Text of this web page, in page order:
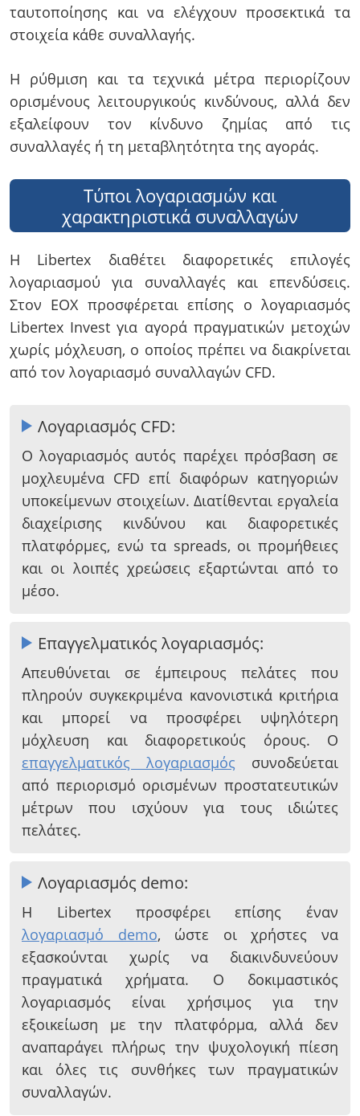
ταυτοποίησης και να ελέγχουν προσεκτικά τα
στοιχεία κάθε συναλλαγής.
Η ρύθμιση και τα τεχνικά μέτρα περιορίζουν
ορισμένους λειτουργικούς κινδύνους, αλλά δεν
εξαλείφουν τον κίνδυνο ζημίας από τις
συναλλαγές ή τη μεταβλητότητα της αγοράς.
Τύποι λογαριασμών και
χαρακτηριστικά συναλλαγών
Η Libertex διαθέτει διαφορετικές επιλογές
λογαριασμού για συναλλαγές και επενδύσεις.
Στον ΕΟΧ προσφέρεται επίσης ο λογαριασμός
Libertex Invest για αγορά πραγματικών μετοχών
χωρίς μόχλευση, ο οποίος πρέπει να διακρίνεται
από τον λογαριασμό συναλλαγών CFD.
Λογαριασμός CFD:
Ο λογαριασμός αυτός παρέχει πρόσβαση σε
μοχλευμένα CFD επί διαφόρων κατηγοριών
υποκείμενων στοιχείων. Διατίθενται εργαλεία
διαχείρισης κινδύνου και διαφορετικές
πλατφόρμες, ενώ τα spreads, οι προμήθειες
και οι λοιπές χρεώσεις εξαρτώνται από το
μέσο.
Επαγγελματικός λογαριασμός:
Απευθύνεται σε έμπειρους πελάτες που
πληρούν συγκεκριμένα κανονιστικά κριτήρια
και μπορεί να προσφέρει υψηλότερη
μόχλευση και διαφορετικούς όρους. Ο
επαγγελματικός λογαριασμός συνοδεύεται
από περιορισμό ορισμένων προστατευτικών
μέτρων που ισχύουν για τους ιδιώτες
πελάτες.
Λογαριασμός demo:
Η Libertex προσφέρει επίσης έναν
λογαριασμό demo, ώστε οι χρήστες να
εξασκούνται χωρίς να διακινδυνεύουν
πραγματικά χρήματα. Ο δοκιμαστικός
λογαριασμός είναι χρήσιμος για την
εξοικείωση με την πλατφόρμα, αλλά δεν
αναπαράγει πλήρως την ψυχολογική πίεση
και όλες τις συνθήκες των πραγματικών
συναλλαγών.